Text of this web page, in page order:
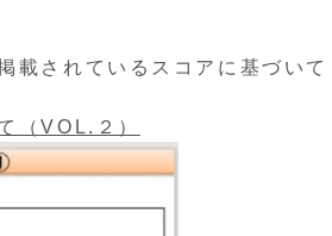
載されているスコアに基づいて
（VOL.２）